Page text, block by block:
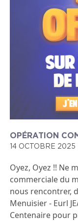
OPÉRATION
14 OCTOBRE 2025
Oyez, Oyez !! Ne
commerciale du
nous rencontrer,
Menuisier - Eurl
Centenaire pour